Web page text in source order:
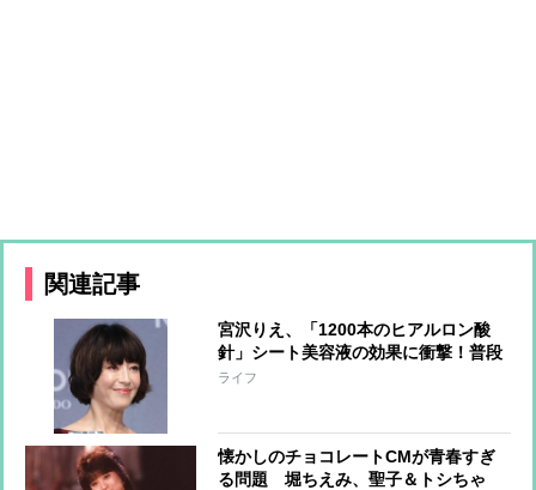
関連記事
宮沢りえ、「1200本のヒアルロン酸
針」シート美容液の効果に衝撃！普段
の美容法も明かす
ライフ
懐かしのチョコレートCMが青春すぎ
る問題 堀ちえみ、聖子＆トシちゃ